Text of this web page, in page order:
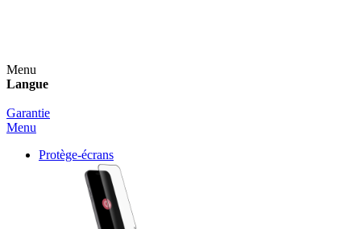
Menu
Langue
Garantie
Menu
Protège-écrans